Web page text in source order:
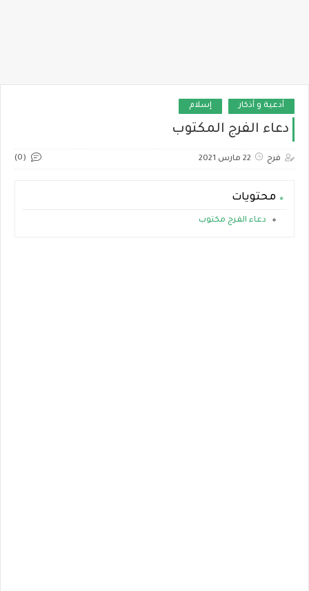
أدعية و أذكار إسلام
دعاء الفرج المكتوب
فرح 22 مارس 2021 (0)
محتويات
دعاء الفرج مكتوب